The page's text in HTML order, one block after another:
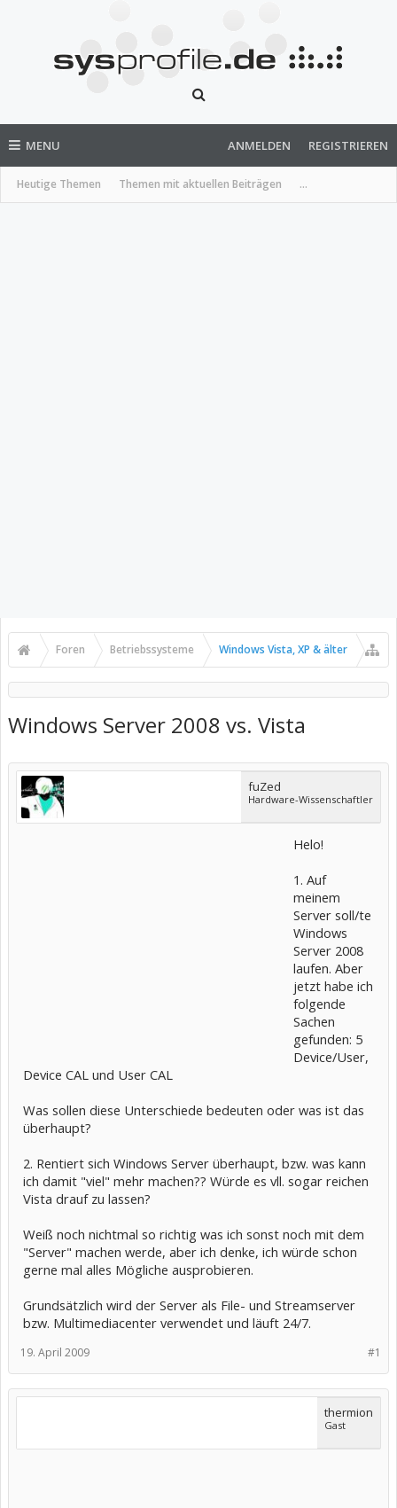
MENU
Heutige Themen Themen mit aktuellen Beiträgen ...
ANMELDEN REGISTRIEREN
Foren Betriebssysteme Windows Vista, XP & älter
Windows Server 2008 vs. Vista
fuZed
Hardware-Wissenschaftler
Helo!
1. Auf
meinem
Server soll/te
Windows
Server 2008
laufen. Aber
jetzt habe ich
folgende
Sachen
gefunden: 5
Device/User,
Device CAL und User CAL
Was sollen diese Unterschiede bedeuten oder was ist das
überhaupt?
2. Rentiert sich Windows Server überhaupt, bzw. was kann
ich damit "viel" mehr machen?? Würde es vll. sogar reichen
Vista drauf zu lassen?
Weiß noch nichtmal so richtig was ich sonst noch mit dem
"Server" machen werde, aber ich denke, ich würde schon
gerne mal alles Mögliche ausprobieren.
Grundsätzlich wird der Server als File- und Streamserver
bzw. Multimediacenter verwendet und läuft 24/7.
#1
19. April 2009
thermion
Gast